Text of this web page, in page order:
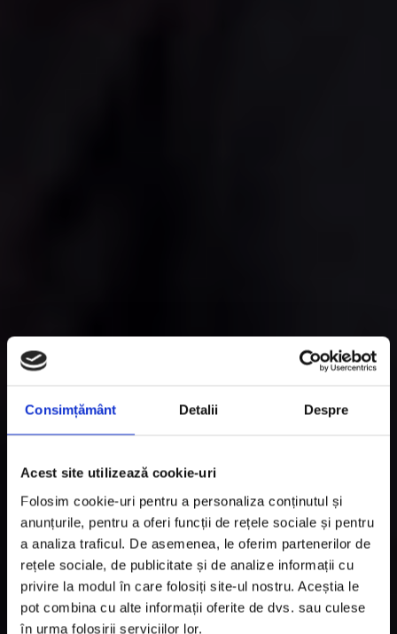
Consimțământ Detalii Despre
Acest site utilizează cookie-uri
Folosim cookie-uri pentru a personaliza conținutul și
anunțurile, pentru a oferi funcții de rețele sociale și pentru
a analiza traficul. De asemenea, le oferim partenerilor de
rețele sociale, de publicitate și de analize informații cu
privire la modul în care folosiți site-ul nostru. Aceștia le
pot combina cu alte informații oferite de dvs. sau culese
în urma folosirii serviciilor lor.